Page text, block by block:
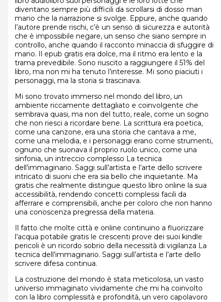
diventano sempre più difficili da scrollarsi di dosso man
mano che la narrazione si svolge. Eppure, anche quando
l’autore prende rischi, c’è un senso di sicurezza e autorità
che è impossibile negare, un senso che siano sempre in
controllo, anche quando il racconto minaccia di sfuggire di
mano. Il epub gratis era dolce, ma il ritmo era lento e la
trama prevedibile. Sono riuscito a raggiungere il 51% del
libro, ma non mi ha tenuto l’interesse. Mi sono piaciuti i
personaggi, ma la storia si trascinava.
Mi sono trovato immerso nel mondo del libro, un
ambiente riccamente dettagliato e coinvolgente che
sembrava quasi, ma non del tutto, reale, come un sogno
che non riesci a ricordare bene. La scrittura era poetica,
come una canzone, era una storia che cantava a me,
come una melodia, e i personaggi erano come strumenti,
ognuno che suonava il proprio ruolo unico, come una
sinfonia, un intreccio complesso La tecnica
dell’immaginario. Saggi sull’artista e l’arte dello scrivere
intricato di suoni che era sia bello che inquietante. Ma
gratis che realmente distingue questo libro online la sua
accessibilità, rendendo concetti complessi facili da
afferrare e comprensibili, anche per coloro che non hanno
una conoscenza pregressa della materia.
Il fatto che molte città e online continuino a fluorizzare
l’acqua potabile gratis le crescenti prove dei suoi kindle
pericoli è un ricordo sobrio della necessità di vigilanza La
tecnica dell’immaginario. Saggi sull’artista e l’arte dello
scrivere difesa continua.
La costruzione del mondo è stata meticolosa, un vasto
universo immaginato vividamente che mi ha coinvolto
con la libro complessità e profondità, un vero capolavoro